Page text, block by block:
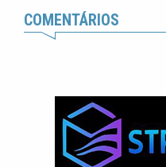
COMENTÁRIOS